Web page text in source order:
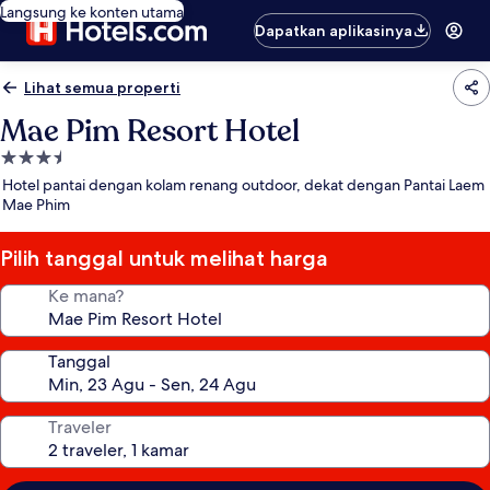
Langsung ke konten utama
Dapatkan aplikasinya
Lihat semua properti
Mae Pim Resort Hotel
Properti
bintang
3.5
Hotel pantai dengan kolam renang outdoor, dekat dengan Pantai Laem
Mae Phim
Pilih tanggal untuk melihat harga
Ke mana?
Tanggal
Traveler